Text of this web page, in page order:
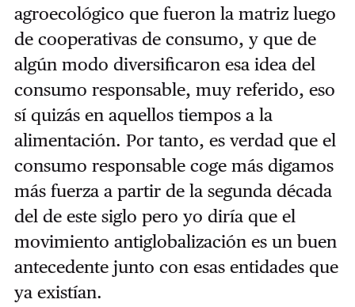
agroecológico que fueron la matriz luego
de cooperativas de consumo, y que de
algún modo diversificaron esa idea del
consumo responsable, muy referido, eso
sí quizás en aquellos tiempos a la
alimentación. Por tanto, es verdad que el
consumo responsable coge más digamos
más fuerza a partir de la segunda década
del de este siglo pero yo diría que el
movimiento antiglobalización es un buen
antecedente junto con esas entidades que
ya existían.